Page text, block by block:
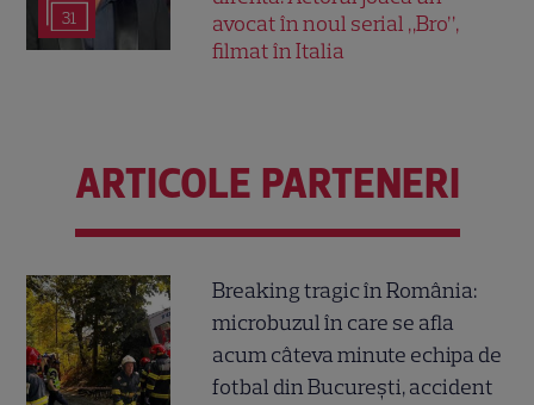
31
avocat în noul serial „Bro”,
filmat în Italia
ARTICOLE PARTENERI
Breaking tragic în România:
microbuzul în care se afla
acum câteva minute echipa de
fotbal din București, accident